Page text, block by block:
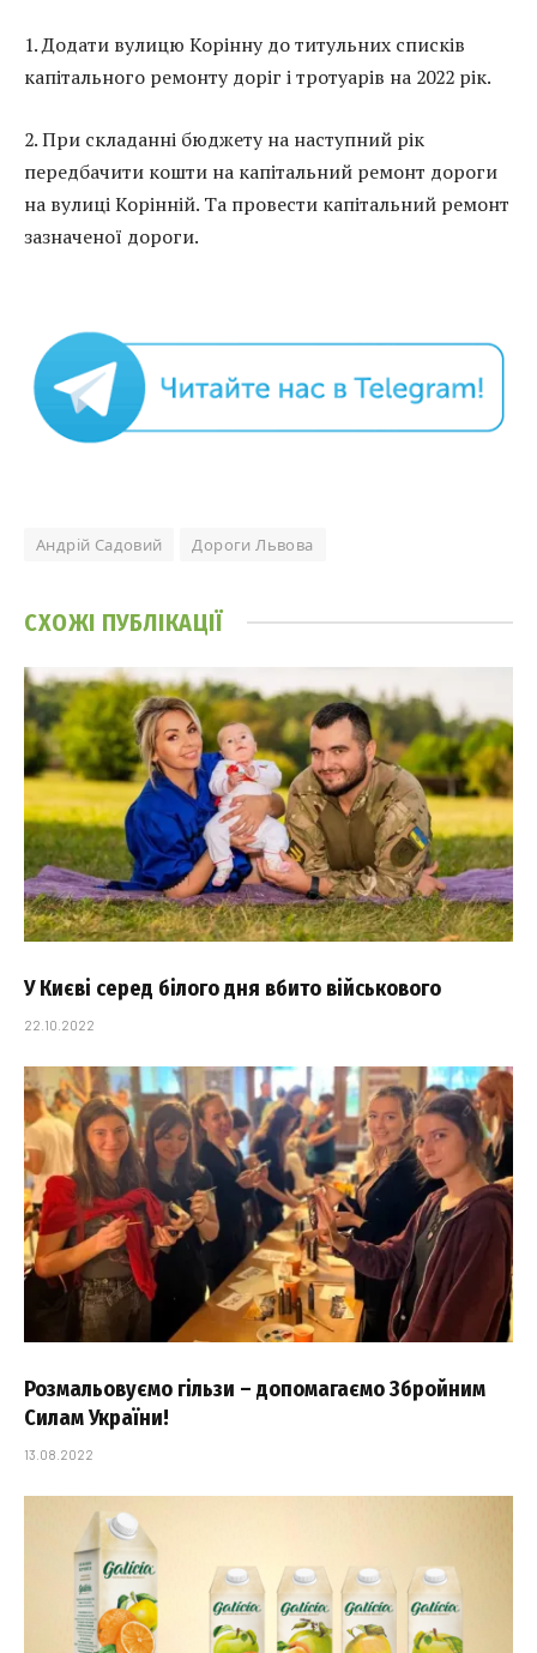
1. Додати вулицю Корінну до титульних списків
капітального ремонту доріг і тротуарів на 2022 рік.
2. При складанні бюджету на наступний рік
передбачити кошти на капітальний ремонт дороги
на вулиці Корінній. Та провести капітальний ремонт
зазначеної дороги.
Андрій Садовий Дороги Львова
СХОЖІ ПУБЛІКАЦІЇ
У Києві серед білого дня вбито військового
22.10.2022
Розмальовуємо гільзи – допомагаємо Збройним
Силам України!
13.08.2022